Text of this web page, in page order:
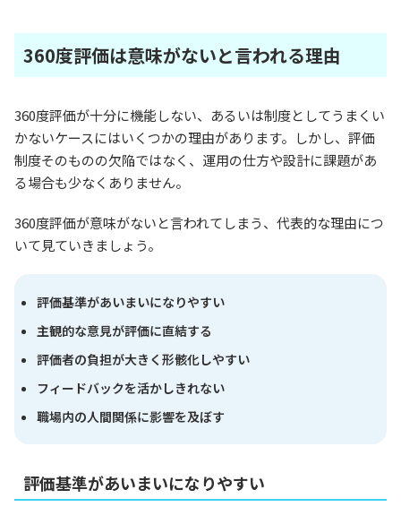
360度評価は意味がないと言われる理由
360度評価が十分に機能しない、あるいは制度としてうまくい
かないケースにはいくつかの理由があります。しかし、評価
制度そのものの欠陥ではなく、運用の仕方や設計に課題があ
る場合も少なくありません。
360度評価が意味がないと言われてしまう、代表的な理由につ
いて見ていきましょう。
評価基準があいまいになりやすい
主観的な意見が評価に直結する
評価者の負担が大きく形骸化しやすい
フィードバックを活かしきれない
職場内の人間関係に影響を及ぼす
評価基準があいまいになりやすい